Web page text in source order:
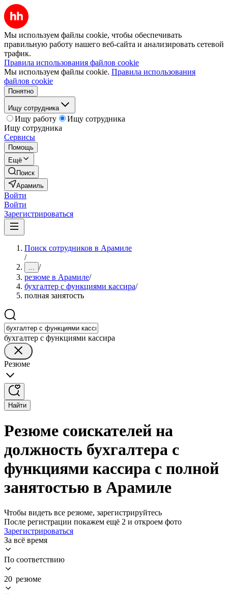
Мы используем файлы cookie, чтобы обеспечивать
правильную работу нашего веб-сайта и анализировать сетевой
трафик.
Правила использования файлов cookie
Мы используем файлы cookie. Правила использования
файлов cookie
Понятно
Ищу сотрудника
Ищу работу
Ищу сотрудника
Ищу сотрудника
Сервисы
Помощь
Ещё
Поиск
Арамиль
Войти
Войти
Зарегистрироваться
Поиск сотрудников в Арамиле
/
... /
резюме в Арамиле/
бухгалтер с функциями кассира/
полная занятость
бухгалтер с функциями кассира
Резюме
Найти
Резюме соискателей на
должность бухгалтера с
функциями кассира с полной
занятостью в Арамиле
Чтобы видеть все резюме, зарегистрируйтесь
После регистрации покажем ещё 2 и откроем фото
Зарегистрироваться
За всё время
По соответствию
20 резюме